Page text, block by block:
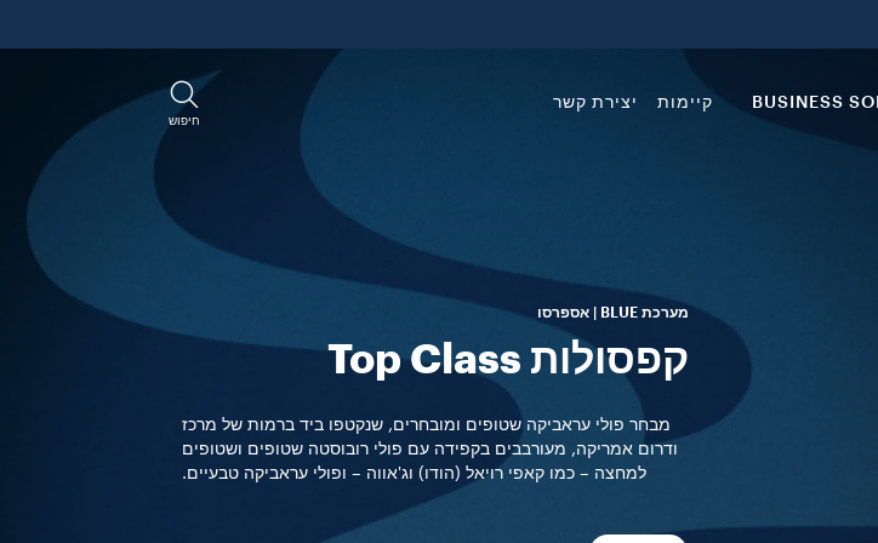
קיימות יצירת קשר
חיפוש
מערכת BLUE | אספרסו
קפסולות Top Class
מבחר פולי עראביקה שטופים ומובחרים, שנקטפו ביד ברמות של מרכז
ודרום אמריקה, מעורבבים בקפידה עם פולי רובוסטה שטופים ושטופים
למחצה – כמו קאפי רויאל (הודו) וג'אווה – ופולי עראביקה טבעיים.